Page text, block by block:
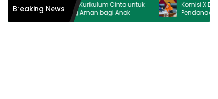
Breaking News
Kemenag Perkuat Kurikulum Cinta untuk
Wujudkan Ruang Aman bagi Anak
Komisi X DPR
Pendanaan MBG
Ganggu Pendidikan